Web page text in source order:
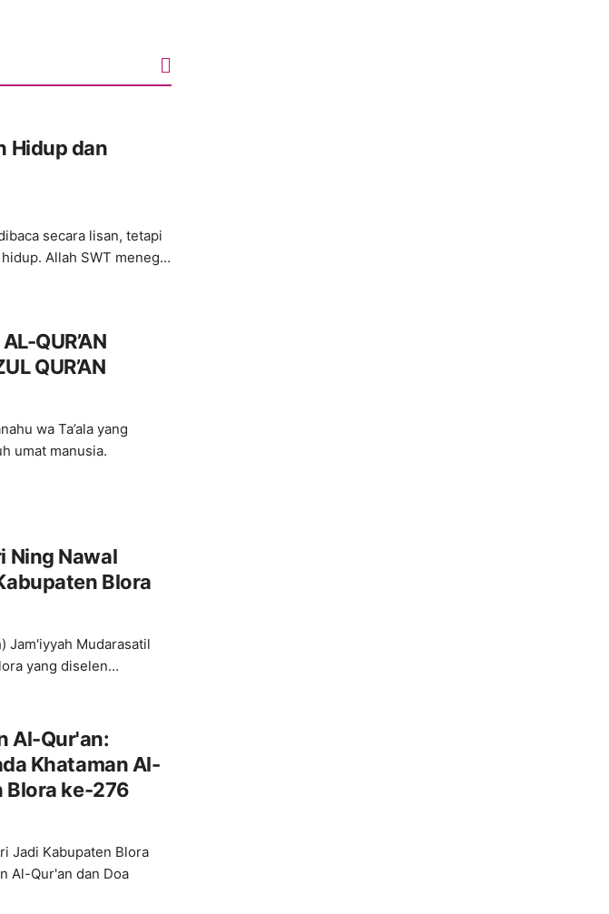
Hidup dan
secara lisan, tetapi
Allah SWT meneg…
QUR’AN
QUR’AN
wa Ta’ala yang
umat manusia.
Ning Nawal
Blora
Jam'iyyah Mudarasatil
yang diselen…
Al-Qur'an:
Khataman Al-
Blora ke-276
Jadi Kabupaten Blora
Al-Qur'an dan Doa